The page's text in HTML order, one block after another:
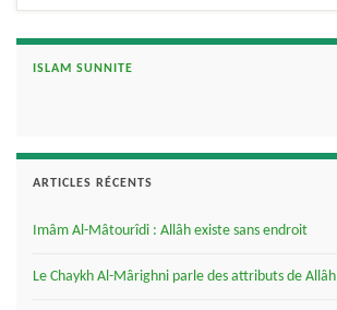
ISLAM SUNNITE
ARTICLES RÉCENTS
Imâm Al-Mâtourîdi : Allâh existe sans endroit
Le Chaykh Al-Mârighni parle des attributs de Allâh